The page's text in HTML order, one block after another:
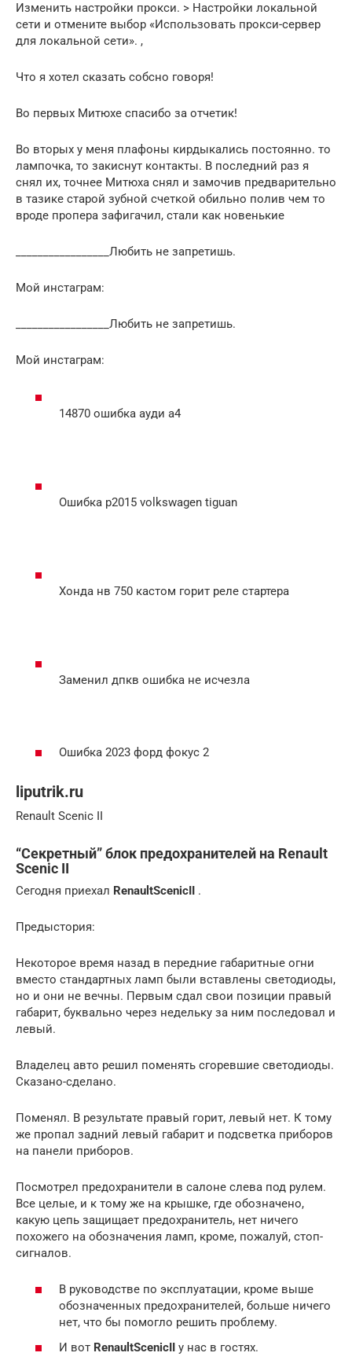
Изменить настройки прокси. > Настройки локальной
сети и отмените выбор «Использовать прокси-сервер
для локальной сети». ,
Что я хотел сказать собсно говоря!
Во первых Митюхе спасибо за отчетик!
Во вторых у меня плафоны кирдыкались постоянно. то
лампочка, то закиснут контакты. В последний раз я
снял их, точнее Митюха снял и замочив предварительно
в тазике старой зубной счеткой обильно полив чем то
вроде пропера зафигачил, стали как новенькие
_________________Любить не запретишь.
Мой инстаграм:
_________________Любить не запретишь.
Мой инстаграм:
14870 ошибка ауди а4
Ошибка p2015 volkswagen tiguan
Хонда нв 750 кастом горит реле стартера
Заменил дпкв ошибка не исчезла
Ошибка 2023 форд фокус 2
liputrik.ru
Renault Scenic II
“Секретный” блок предохранителей на Renault
Scenic II
Сегодня приехал RenaultScenicII .
Предыстория:
Некоторое время назад в передние габаритные огни
вместо стандартных ламп были вставлены светодиоды,
но и они не вечны. Первым сдал свои позиции правый
габарит, буквально через недельку за ним последовал и
левый.
Владелец авто решил поменять сгоревшие светодиоды.
Сказано-сделано.
Поменял. В результате правый горит, левый нет. К тому
же пропал задний левый габарит и подсветка приборов
на панели приборов.
Посмотрел предохранители в салоне слева под рулем.
Все целые, и к тому же на крышке, где обозначено,
какую цепь защищает предохранитель, нет ничего
похожего на обозначения ламп, кроме, пожалуй, стоп-
сигналов.
В руководстве по эксплуатации, кроме выше
обозначенных предохранителей, больше ничего
нет, что бы помогло решить проблему.
И вот RenaultScenicII у нас в гостях.